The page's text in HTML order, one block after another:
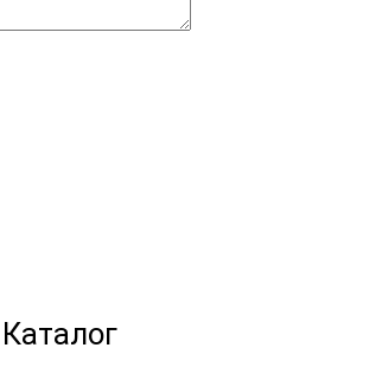
Каталог